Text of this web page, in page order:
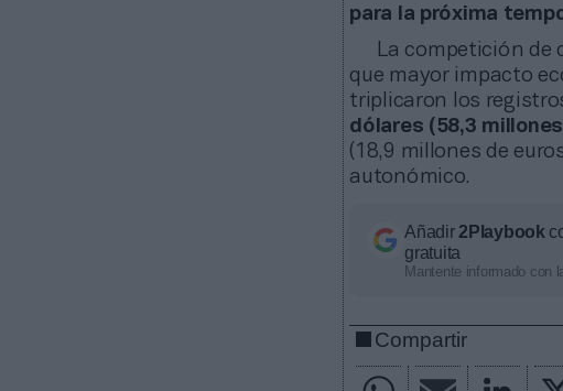
para la próxima
La competición de
que mayor impacto
triplicaron los
dólares (58,3
(18,9 millones de
autonómico.
Añadir2Playbook
gratuita
Mantente informado con
Compartir